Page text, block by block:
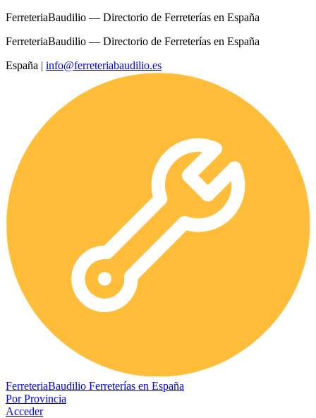
FerreteriaBaudilio — Directorio de Ferreterías en España
FerreteriaBaudilio — Directorio de Ferreterías en España
España | info@ferreteriabaudilio.es
FerreteriaBaudilio Ferreterías en España
Por Provincia
Acceder